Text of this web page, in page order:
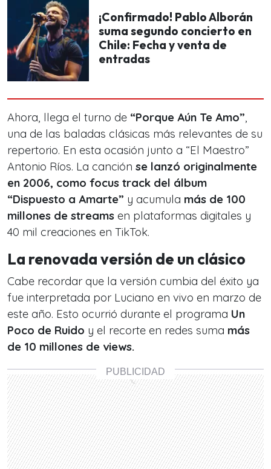
¡Confirmado! Pablo Alborán
suma segundo concierto en
Chile: Fecha y venta de
entradas
Ahora, llega el turno de “Porque Aún Te Amo”,
una de las baladas clásicas más relevantes de su
repertorio. En esta ocasión junto a “El Maestro”
Antonio Ríos. La canción se lanzó originalmente
en 2006, como focus track del álbum
“Dispuesto a Amarte” y acumula más de 100
millones de streams en plataformas digitales y
40 mil creaciones en TikTok.
La renovada versión de un clásico
Cabe recordar que la versión cumbia del éxito ya
fue interpretada por Luciano en vivo en marzo de
este año. Esto ocurrió durante el programa Un
Poco de Ruido y el recorte en redes suma más
de 10 millones de views.